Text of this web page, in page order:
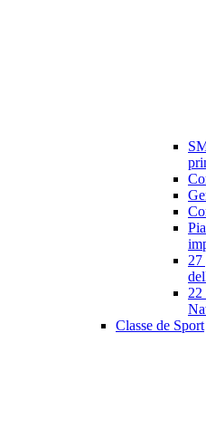
27
22
Classe de Sport